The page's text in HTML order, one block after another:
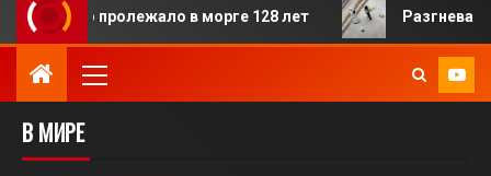
в морге 128 лет Разгневанная пациентка
В МИРЕ